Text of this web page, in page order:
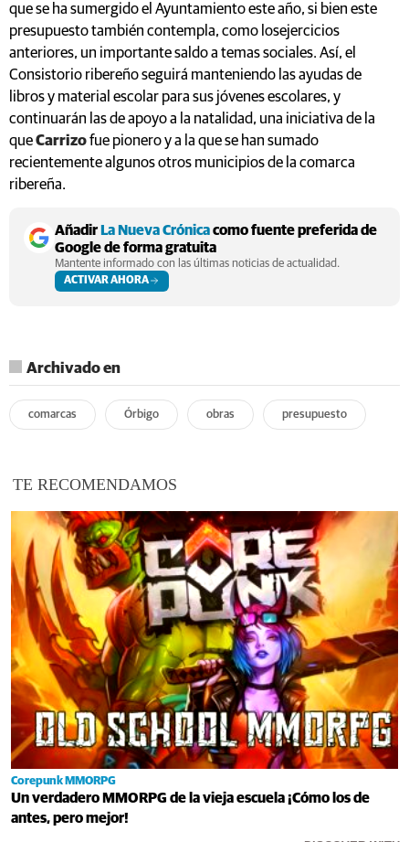
que se ha sumergido el Ayuntamiento este año, si bien este
presupuesto también contempla, como losejercicios
anteriores, un importante saldo a temas sociales. Así, el
Consistorio ribereño seguirá manteniendo las ayudas de
libros y material escolar para sus jóvenes escolares, y
continuarán las de apoyo a la natalidad, una iniciativa de la
queCarrizofue pionero y a la que se han sumado
recientemente algunos otros municipios de la comarca
ribereña.
AñadirLa Nueva Crónicacomo fuente preferida de
Google de forma gratuita
Mantente informado con las últimas noticias de actualidad.
ACTIVAR AHORA
Archivado en
comarcas Órbigo obras presupuesto
TE RECOMENDAMOS
Corepunk MMORPG
Un verdadero MMORPG de la vieja escuela ¡Cómo los de
antes, pero mejor!